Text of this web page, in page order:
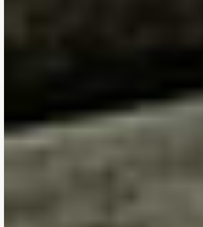
Housses amovibles et lavables